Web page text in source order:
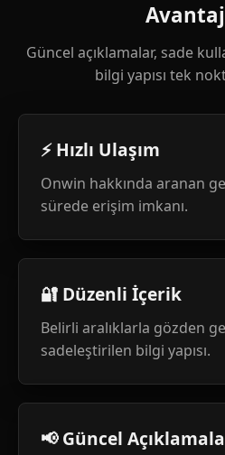
Güncel açıklamalar, sade
bilgi yapısı tek
⚡ Hızlı Ulaşım
Onwin hakkında aranan
sürede erişim imkanı.
🔐 Düzenli İçerik
Belirli aralıklarla gözden
sadeleştirilen bilgi yapısı.
📢 Güncel